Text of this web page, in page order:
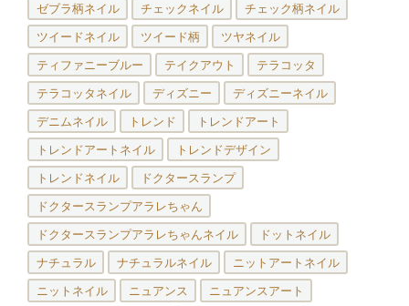
ゼブラ柄ネイル チェックネイル チェック柄ネイル
ツイードネイル ツイード柄 ツヤネイル
ティファニーブルー テイクアウト テラコッタ
テラコッタネイル ディズニー ディズニーネイル
デニムネイル トレンド トレンドアート
トレンドアートネイル トレンドデザイン
トレンドネイル ドクタースランプ
ドクタースランプアラレちゃん
ドクタースランプアラレちゃんネイル ドットネイル
ナチュラル ナチュラルネイル ニットアートネイル
ニットネイル ニュアンス ニュアンスアート